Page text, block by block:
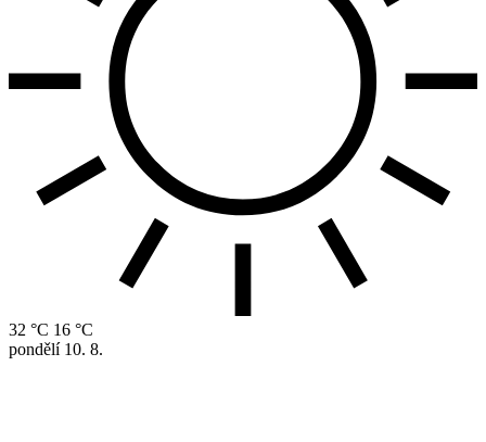
32 °C 16 °C
pondělí 10. 8.